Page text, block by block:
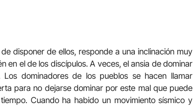
disponer de ellos, responde a una inclinación muy
en el de los discípulos. A veces, el ansia de dominar
dominadores de los pueblos se hacen llamar
para no dejarse dominar por este mal que puede
Cuando ha habido un movimiento sísmico y